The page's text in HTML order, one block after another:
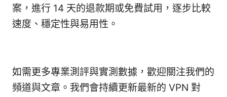
案，進行 14 天的退款期或免費試用，逐步比較
速度、穩定性與易用性。
如需更多專業測評與實測數據，歡迎關注我們的
頻道與文章。我們會持續更新最新的 VPN 對